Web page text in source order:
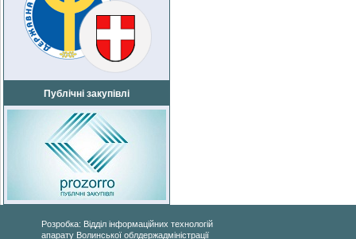
Публічні закупівлі
Розробка: Відділ інформаційних технологій
апарату Волинської облдержадміністрації